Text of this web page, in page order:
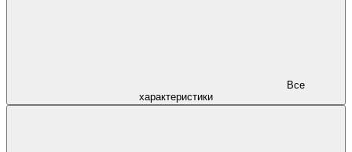
характеристики